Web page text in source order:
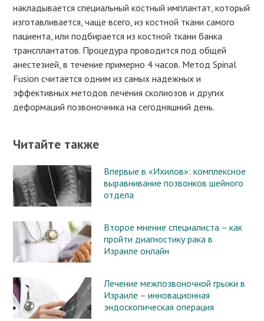
накладывается специальный костный имплантат, который
изготавливается, чаще всего, из костной ткани самого
пациента, или подбирается из костной ткани банка
трансплантатов. Процедура проводится под общей
анестезией, в течение примерно 4 часов. Метод Spinal
Fusion считается одним из самых надежных и
эффективных методов лечения сколиозов и других
деформаций позвоночника на сегодняшний день.
Читайте также
Впервые в «Ихилов»: комплексное
выравнивание позвонков шейного
отдела
Второе мнение специалиста – как
пройти диагностику рака в
Израиле онлайн
Лечение межпозвоночной грыжи в
Израиле – инновационная
эндоскопическая операция